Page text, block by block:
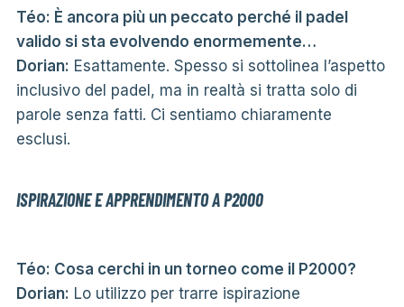
Téo: È ancora più un peccato perché il padel
valido si sta evolvendo enormemente…
Dorian: Esattamente. Spesso si sottolinea l’aspetto
inclusivo del padel, ma in realtà si tratta solo di
parole senza fatti. Ci sentiamo chiaramente
esclusi.
ISPIRAZIONE E APPRENDIMENTO A P2000
Téo: Cosa cerchi in un torneo come il P2000?
Dorian: Lo utilizzo per trarre ispirazione